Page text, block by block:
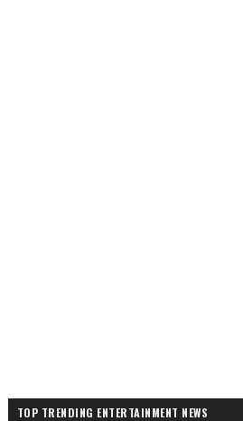
TOP TRENDING ENTERTAINMENT NEWS